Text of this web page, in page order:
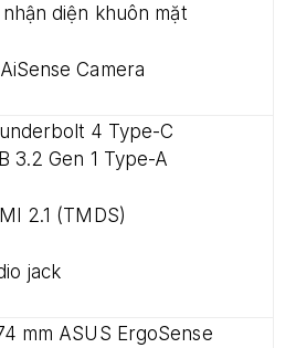
diện khuôn mặt
Camera
4 Type-C
3.2 Gen 1 Type-A
2.1 (TMDS)
jack
mm ASUS ErgoSense